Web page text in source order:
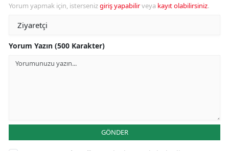
Yorum yapmak için, istersenizgiriş yapabilirveya kayıt olabilirsiniz.
Yorum Yazın (500 Karakter)
GÖNDER